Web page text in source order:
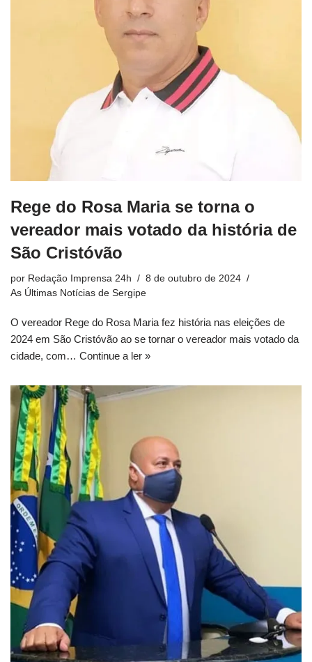
Rege do Rosa Maria se torna o
vereador mais votado da história de
São Cristóvão
por Redação Imprensa 24h
8 de outubro de 2024
As Últimas Notícias de Sergipe
O vereador Rege do Rosa Maria fez história nas eleições de
2024 em São Cristóvão ao se tornar o vereador mais votado da
cidade, com… Continue a ler »